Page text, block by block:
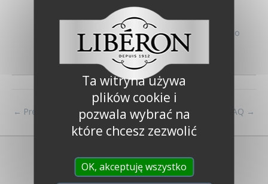
nałożyć produkt wykończeniowy (lakier). Należy
pracować szybko i regularnie, aby uniknąć śladów po
poprawkach.
← Previous FAQ Next FAQ →
Ta witryna używa
plików cookie i
pozwala wybrać na
które chcesz zezwolić
OK, akceptuję wszystko